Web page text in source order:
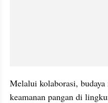
Melalui kolaborasi, budaya
keamanan pangan di